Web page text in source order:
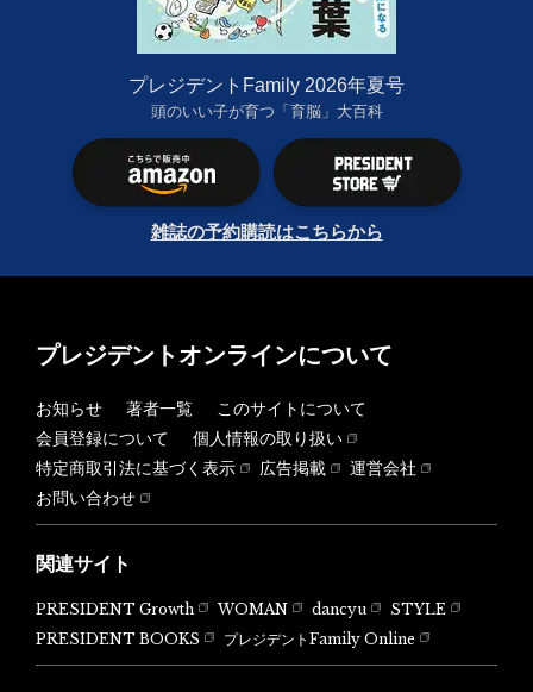
プレジデントFamily 2026年夏号
頭のいい子が育つ「育脳」大百科
雑誌の予約購読はこちらから
プレジデントオンラインについて
お知らせ 著者一覧
このサイトについて
会員登録について
個人情報の取り扱い
特定商取引法に基づく表示
広告掲載
運営会社
お問い合わせ
関連サイト
PRESIDENT Growth WOMAN dancyu
STYLE
PRESIDENT BOOKS
プレジデントFamily Online